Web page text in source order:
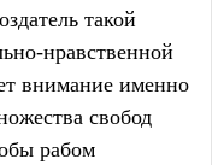
такой
нравственной
внимание именно
свобод
рабом